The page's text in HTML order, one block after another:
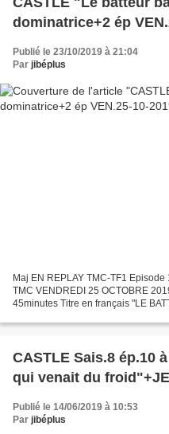
dominatrice+2 ép
Publié le 23/10/2019 à 21:04
Par jibéplus
Maj EN REPLAY TMC-TF1
TMC VENDREDI 25 OCTOBRE
45minutes Titre en français "LE
CASTLE Sais.8 ép.10 à 12 "Témoin clé" "Espion
qui venait du
Publié le 14/06/2019 à 10:53
Par jibéplus